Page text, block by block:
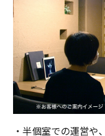
・半個室での運営や